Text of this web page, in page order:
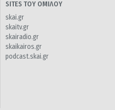
SITES ΤΟΥ ΟΜΙΛΟΥ
skai.gr
skaitv.gr
skairadio.gr
skaikairos.gr
podcast.skai.gr